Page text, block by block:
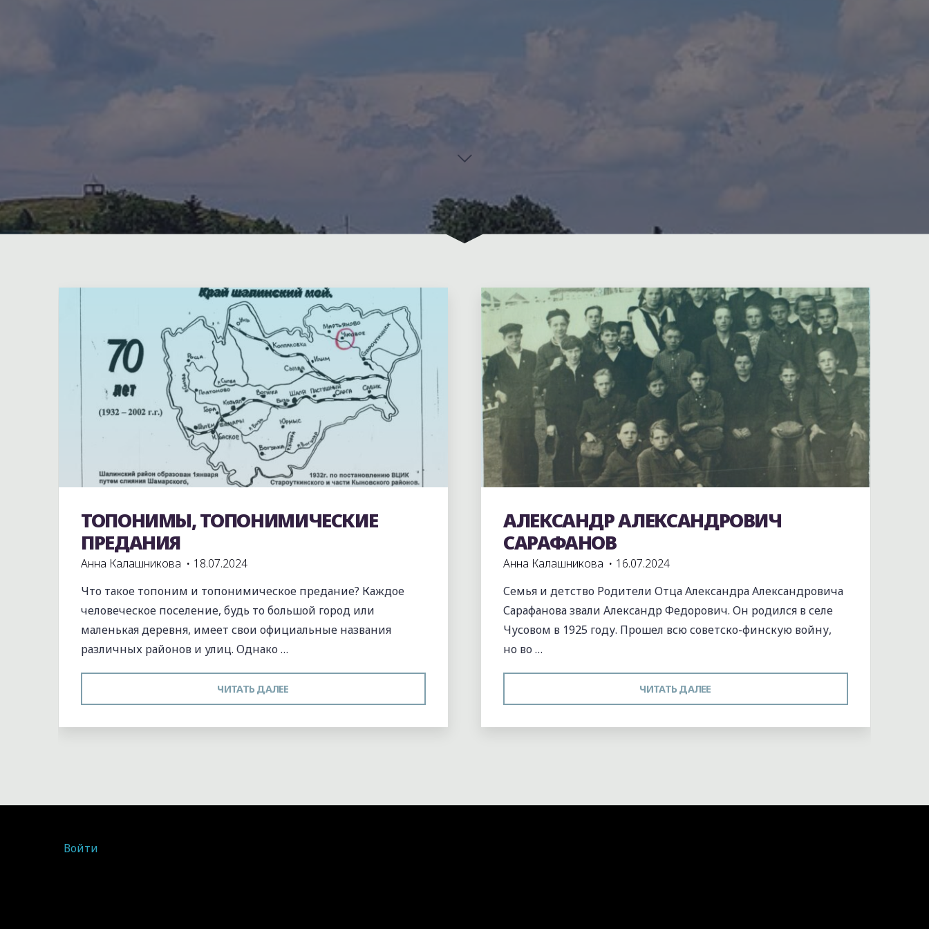
Без рубрики
ТОПОНИМЫ, ТОПОНИМИЧЕСКИЕ
ПРЕДАНИЯ
Анна Калашникова
18.07.2024
Что такое топоним и топонимическое предание? Каждое
человеческое поселение, будь то большой город или
маленькая деревня, имеет свои официальные названия
различных районов и улиц. Однако …
ЧИТАТЬ ДАЛЕЕ
ТОПОНИМИЧЕСКИЕ
ПРЕДАНИЯ"
Без рубрики
АЛЕКСАНДР АЛЕКСАНДРОВИЧ
САРАФАНОВ
Анна Калашникова
16.07.2024
Семья и детство Родители Отца Александра Александровича
Сарафанова звали Александр Федорович. Он родился в селе
Чусовом в 1925 году. Прошел всю советско-финскую войну,
но во …
ЧИТАТЬ ДАЛЕЕ
АЛЕКСАНДРОВИЧ
САРАФАНОВ"
Войти